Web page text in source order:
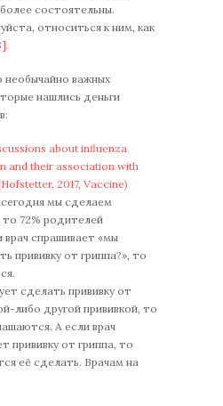
состоятельны.
относиться к ним, как
.
необычайно важных
нашлись деньги
about inﬂuenza
and their association with
2017, Vaccine)
мы сделаем
то 72% родителей
спрашивает «мы
прививку от гриппа?», то
сделать прививку от
либо другой прививкой, то
А если врач
прививку от гриппа, то
её сделать. Врачам на